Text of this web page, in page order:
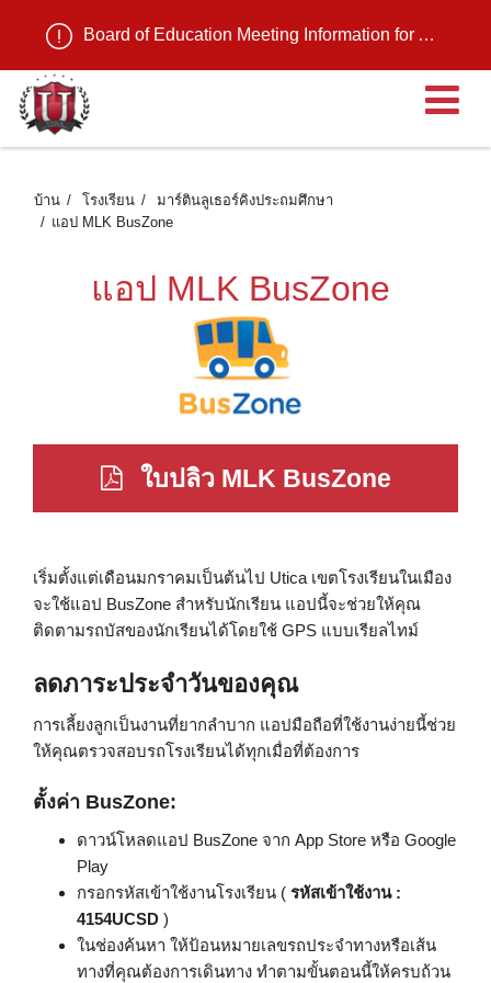
Board of Education Meeting Information for August 11, 2026
เ
บ้าน โรงเรียน
มาร์ตินลูเธอร์คิงประถมศึกษา
แอป MLK BusZone
แอป MLK BusZone
ใบปลิว MLK BusZone
เริ่มตั้งแต่เดือนมกราคมเป็นต้นไป Utica เขตโรงเรียนในเมือง
จะใช้แอป BusZone สำหรับนักเรียน แอปนี้จะช่วยให้คุณ
ติดตามรถบัสของนักเรียนได้โดยใช้ GPS แบบเรียลไทม์
ลดภาระประจำวันของคุณ
การเลี้ยงลูกเป็นงานที่ยากลำบาก แอปมือถือที่ใช้งานง่ายนี้ช่วย
ให้คุณตรวจสอบรถโรงเรียนได้ทุกเมื่อที่ต้องการ
ตั้งค่า BusZone:
ดาวน์โหลดแอป BusZone จาก App Store หรือ Google
Play
กรอกรหัสเข้าใช้งานโรงเรียน ( รหัสเข้าใช้งาน :
4154UCSD )
ในช่องค้นหา ให้ป้อนหมายเลขรถประจำทางหรือเส้น
ทางที่คุณต้องการเดินทาง ทำตามขั้นตอนนี้ให้ครบถ้วน